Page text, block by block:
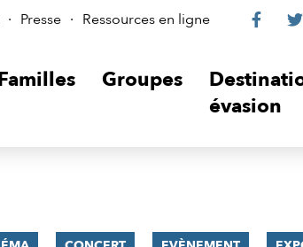
Presse Ressources en ligne
Le
sur

Le

Groupes
évasion